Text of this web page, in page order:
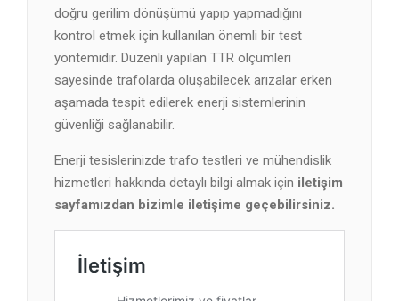
doğru gerilim dönüşümü yapıp yapmadığını
kontrol etmek için kullanılan önemli bir test
yöntemidir. Düzenli yapılan TTR ölçümleri
sayesinde trafolarda oluşabilecek arızalar erken
aşamada tespit edilerek enerji sistemlerinin
güvenliği sağlanabilir.
Enerji tesislerinizde trafo testleri ve mühendislik
hizmetleri hakkında detaylı bilgi almak için iletişim
sayfamızdan bizimle iletişime geçebilirsiniz.